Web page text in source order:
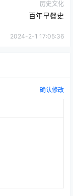
历史文化
百年早餐史
2024-2-1 17:05:36
确认修改